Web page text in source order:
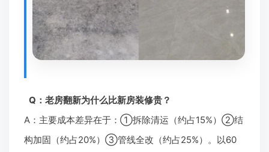
Q：老房翻新为什么比新房装修贵？
A：主要成本差异在于：①拆除清运（约占15%）②结
构加固（约占20%）③管线全改（约占25%）。以60